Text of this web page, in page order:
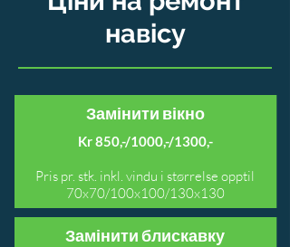
навісу
Замінити вікно
Kr 850,-/1000,-/1300,-
Pris pr. stk. inkl. vindu i størrelse opptil
70x70/100x100/130x130
Замінити блискавку